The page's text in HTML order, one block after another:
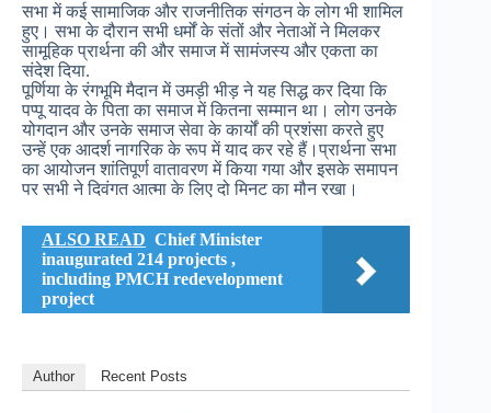
सभा में कई सामाजिक और राजनीतिक संगठन के लोग भी शामिल
हुए। सभा के दौरान सभी धर्मों के संतों और नेताओं ने मिलकर
सामूहिक प्रार्थना की और समाज में सामंजस्य और एकता का
संदेश दिया.
पूर्णिया के रंगभूमि मैदान में उमड़ी भीड़ ने यह सिद्ध कर दिया कि
पप्पू यादव के पिता का समाज में कितना सम्मान था। लोग उनके
योगदान और उनके समाज सेवा के कार्यों की प्रशंसा करते हुए
उन्हें एक आदर्श नागरिक के रूप में याद कर रहे हैं।प्रार्थना सभा
का आयोजन शांतिपूर्ण वातावरण में किया गया और इसके समापन
पर सभी ने दिवंगत आत्मा के लिए दो मिनट का मौन रखा।
ALSO READ Chief Minister
inaugurated 214 projects ,
including PMCH redevelopment
project
Author Recent Posts